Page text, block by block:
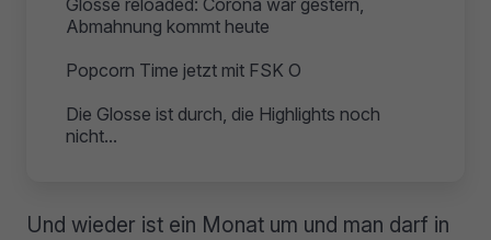
Abmahnung kommt heute
Popcorn Time jetzt mit FSK O
Die Glosse ist durch, die Highlights noch
nicht...
Und wieder ist ein Monat um und man darf in